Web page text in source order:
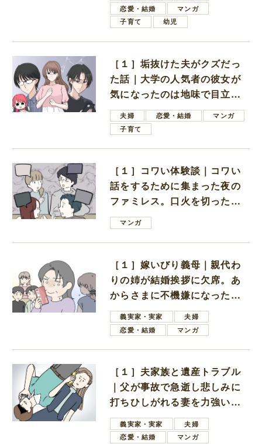
恋愛・結婚
マンガ
子育て
幼児
［１］垢抜けた夫がクズだっ
た話｜大学の人気者の彼女が
気になったのは地味で目立た
ない男子学生
夫婦 恋愛・結婚
マンガ
子育て
［１］コワい体験談｜コワい
話をするために集まった夜の
ファミレス。口火を切ったの
は電車好きの男の子ママ
マンガ
［１］嫁いびり義母｜親代わ
りの姉が結婚挨拶に欠席。あ
からさまに不機嫌になった義
母義実家・実家
夫婦
恋愛・結婚
マンガ
［１］夫家族と遺産トラブル
｜父が事故で急逝し悲しみに
打ちひしがれる妻を力強い言
葉で励ます夫
義実家・実家
夫婦
恋愛・結婚
マンガ